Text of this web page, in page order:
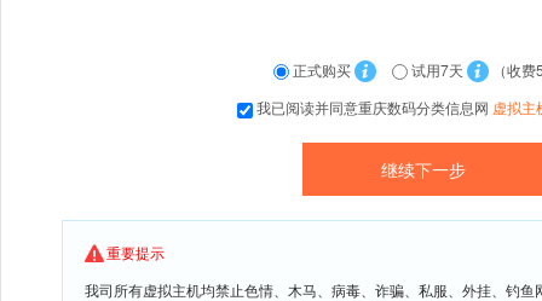
正式购买 试用7天
（收费
我已阅读并同意重庆数码分类信息网 虚拟主
重要提示
我司所有虚拟主机均禁止色情、木马、病毒、诈骗、私服、外挂、钓